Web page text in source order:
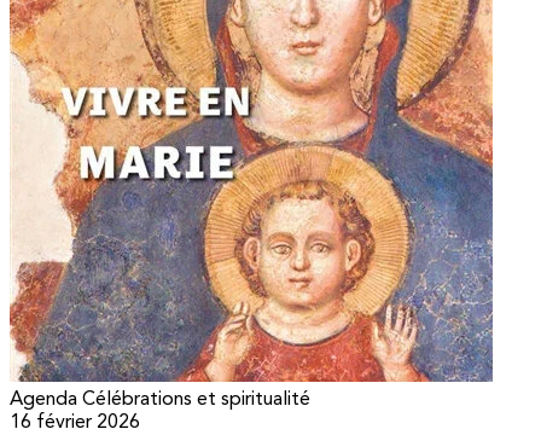
Agenda Célébrations et spiritualité
16 février 2026